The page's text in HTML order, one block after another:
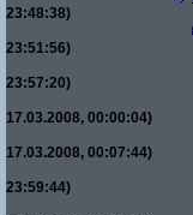
23:48:38)
23:51:56)
23:57:20)
17.03.2008, 00:00:04)
17.03.2008, 00:07:44)
23:59:44)